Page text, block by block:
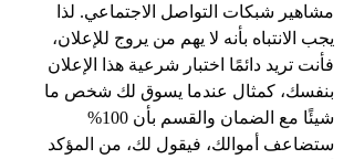
مشاهير شبكات التواصل الاجتماعي. لذا
يجب الانتباه بأنه لا يهم من يروج للإعلان،
فأنت تريد دائمًا اختبار شرعية هذا الإعلان
بنفسك، كمثال عندما يسوق لك شخص ما
شيئًا مع الضمان والقسم بأن 100%
ستضاعف أموالك، فيقول لك، من المؤكد